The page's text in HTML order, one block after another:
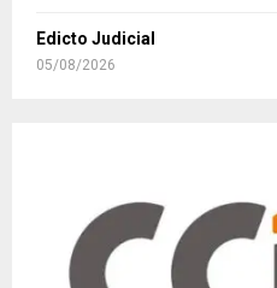
Edicto Judicial
05/08/2026